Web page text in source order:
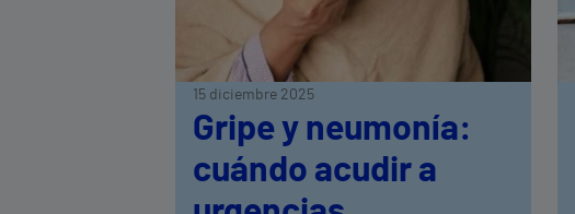
15 diciembre 2025
Gripe y neumonía:
cuándo acudir a